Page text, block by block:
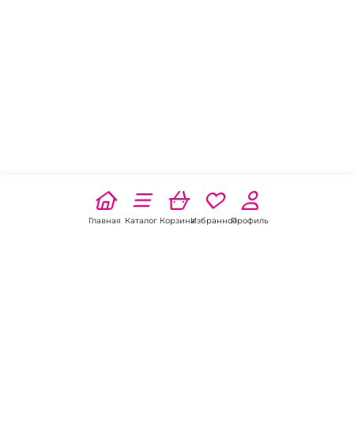
Главная Каталог КорзинаИзбранноеПрофиль